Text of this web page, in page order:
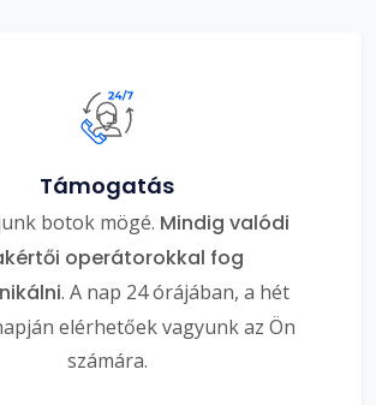
Támogatás
botok mögé. Mindig valódi
operátorokkal fog
. A nap 24 órájában, a hét
elérhetőek vagyunk az Ön
számára.